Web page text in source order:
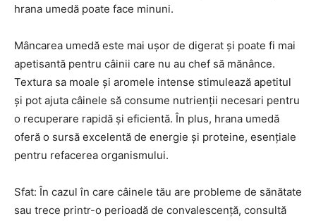
hrana umedă poate face minuni.
Mâncarea umedă este mai ușor de digerat și poate fi mai
apetisantă pentru câinii care nu au chef să mănânce.
Textura sa moale și aromele intense stimulează apetitul
și pot ajuta câinele să consume nutrienții necesari pentru
o recuperare rapidă și eficientă. În plus, hrana umedă
oferă o sursă excelentă de energie și proteine, esențiale
pentru refacerea organismului.
Sfat: În cazul în care câinele tău are probleme de sănătate
sau trece printr-o perioadă de convalescență, consultă